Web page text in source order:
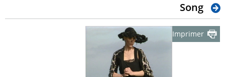
Song
Imprimer